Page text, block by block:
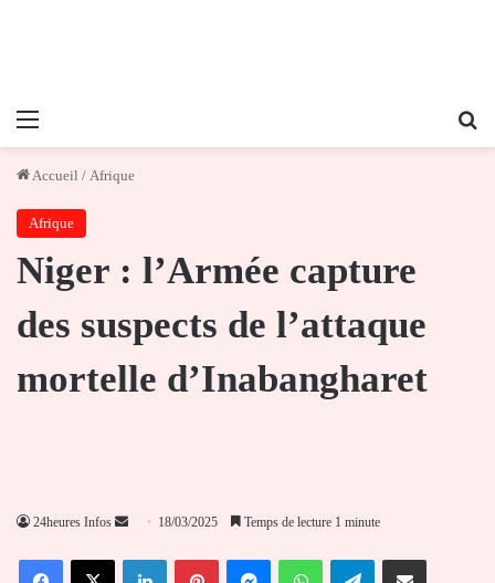
Menu
Accueil / Afrique
Afrique
Niger : l’Armée capture
des suspects de l’attaque
mortelle d’Inabangharet
24heures Infos
Envoyer
courriel
18/03/2025 Temps de lecture 1 minute
FacebookX LinkedinPinterestMessengerWhatsAppTelegramPartager par email